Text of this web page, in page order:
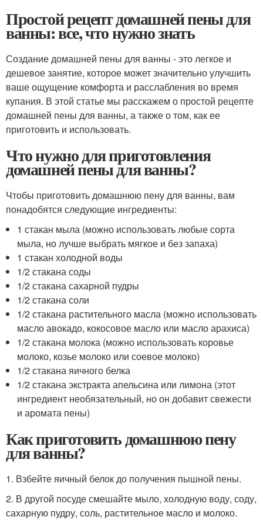
Простой рецепт домашней пены для
ванны: все, что нужно знать
Создание домашней пены для ванны - это легкое и
дешевое занятие, которое может значительно улучшить
ваше ощущение комфорта и расслабления во время
купания. В этой статье мы расскажем о простой рецепте
домашней пены для ванны, а также о том, как ее
приготовить и использовать.
Что нужно для приготовления
домашней пены для ванны?
Чтобы приготовить домашнюю пену для ванны, вам
понадобятся следующие ингредиенты:
1 стакан мыла (можно использовать любые сорта
мыла, но лучше выбрать мягкое и без запаха)
1 стакан холодной воды
1/2 стакана соды
1/2 стакана сахарной пудры
1/2 стакана соли
1/2 стакана растительного масла (можно использовать
масло авокадо, кокосовое масло или масло арахиса)
1/2 стакана молока (можно использовать коровье
молоко, козье молоко или соевое молоко)
1/2 стакана яичного белка
1/2 стакана экстракта апельсина или лимона (этот
ингредиент необязательный, но он добавит свежести
и аромата пены)
Как приготовить домашнюю пену
для ванны?
1. Взбейте яичный белок до получения пышной пены.
2. В другой посуде смешайте мыло, холодную воду, соду,
сахарную пудру, соль, растительное масло и молоко.